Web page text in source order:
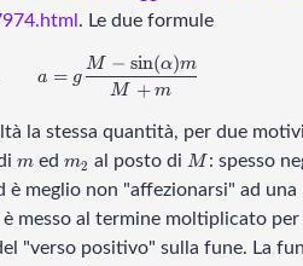
Astrofisica
. Le due formule
a = g \frac{\sin(\alpha) m_1 -
a = g
M + m
M − sin(α)m
la stessa quantità, per due
m
med m_2
m2 al posto di M
M : spesso
è meglio non "affezionarsi" ad una
è messo al termine moltiplicato per
"verso positivo" sulla fune. La